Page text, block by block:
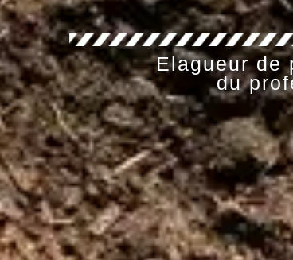
Elagueur de
du